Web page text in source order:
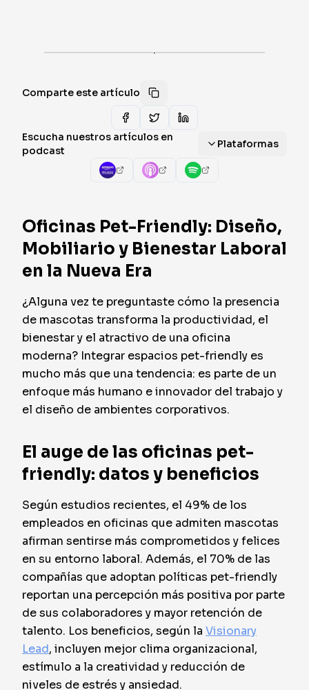
·
Comparte este artículo
Escucha nuestros artículos en
podcast
Plataformas
Oficinas Pet-Friendly: Diseño,
Mobiliario y Bienestar Laboral
en la Nueva Era
¿Alguna vez te preguntaste cómo la presencia
de mascotas transforma la productividad, el
bienestar y el atractivo de una oficina
moderna? Integrar espacios pet-friendly es
mucho más que una tendencia: es parte de un
enfoque más humano e innovador del trabajo y
el diseño de ambientes corporativos.
El auge de las oficinas pet-
friendly: datos y beneficios
Según estudios recientes, el 49% de los
empleados en oficinas que admiten mascotas
afirman sentirse más comprometidos y felices
en su entorno laboral. Además, el 70% de las
compañías que adoptan políticas pet-friendly
reportan una percepción más positiva por parte
de sus colaboradores y mayor retención de
talento. Los beneficios, según la Visionary
Lead, incluyen mejor clima organizacional,
estímulo a la creatividad y reducción de
niveles de estrés y ansiedad.